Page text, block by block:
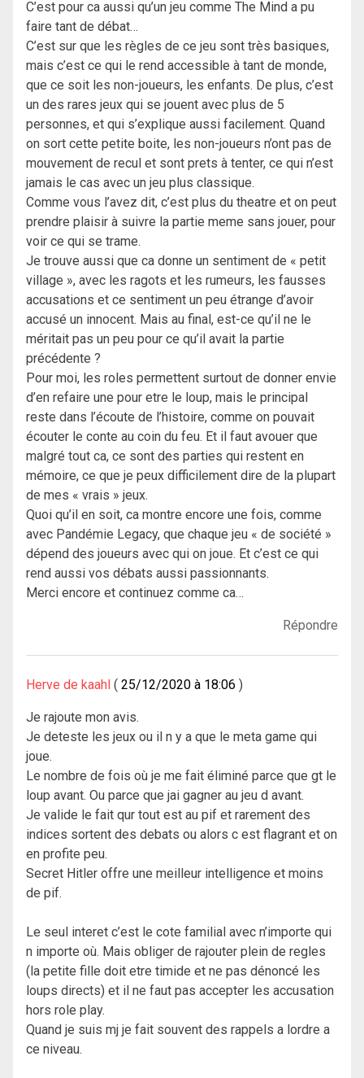
C’est pour ca aussi qu’un jeu comme The Mind a pu
faire tant de débat…
C’est sur que les règles de ce jeu sont très basiques,
mais c’est ce qui le rend accessible à tant de monde,
que ce soit les non-joueurs, les enfants. De plus, c’est
un des rares jeux qui se jouent avec plus de 5
personnes, et qui s’explique aussi facilement. Quand
on sort cette petite boite, les non-joueurs n’ont pas de
mouvement de recul et sont prets à tenter, ce qui n’est
jamais le cas avec un jeu plus classique.
Comme vous l’avez dit, c’est plus du theatre et on peut
prendre plaisir à suivre la partie meme sans jouer, pour
voir ce qui se trame.
Je trouve aussi que ca donne un sentiment de « petit
village », avec les ragots et les rumeurs, les fausses
accusations et ce sentiment un peu étrange d’avoir
accusé un innocent. Mais au final, est-ce qu’il ne le
méritait pas un peu pour ce qu’il avait la partie
précédente ?
Pour moi, les roles permettent surtout de donner envie
d’en refaire une pour etre le loup, mais le principal
reste dans l’écoute de l’histoire, comme on pouvait
écouter le conte au coin du feu. Et il faut avouer que
malgré tout ca, ce sont des parties qui restent en
mémoire, ce que je peux difficilement dire de la plupart
de mes « vrais » jeux.
Quoi qu’il en soit, ca montre encore une fois, comme
avec Pandémie Legacy, que chaque jeu « de société »
dépend des joueurs avec qui on joue. Et c’est ce qui
rend aussi vos débats aussi passionnants.
Merci encore et continuez comme ca…
Répondre
Herve de kaahl 25/12/2020 à 18:06
Je rajoute mon avis.
Je deteste les jeux ou il n y a que le meta game qui
joue.
Le nombre de fois où je me fait éliminé parce que gt le
loup avant. Ou parce que jai gagner au jeu d avant.
Je valide le fait qur tout est au pif et rarement des
indices sortent des debats ou alors c est flagrant et on
en profite peu.
Secret Hitler offre une meilleur intelligence et moins
de pif.
Le seul interet c’est le cote familial avec n’importe qui
n importe où. Mais obliger de rajouter plein de regles
(la petite fille doit etre timide et ne pas dénoncé les
loups directs) et il ne faut pas accepter les accusation
hors role play.
Quand je suis mj je fait souvent des rappels a lordre a
ce niveau.